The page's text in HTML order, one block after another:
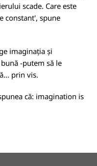
scade. Care este
constant', spune
imaginația și
-putem să le
prin vis.
că: imagination is